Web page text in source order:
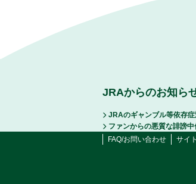
JRAからのお知ら
JRAのギャンブル等依存
ファンからの悪質な誹謗
FAQ/お問い合わせ
サイ